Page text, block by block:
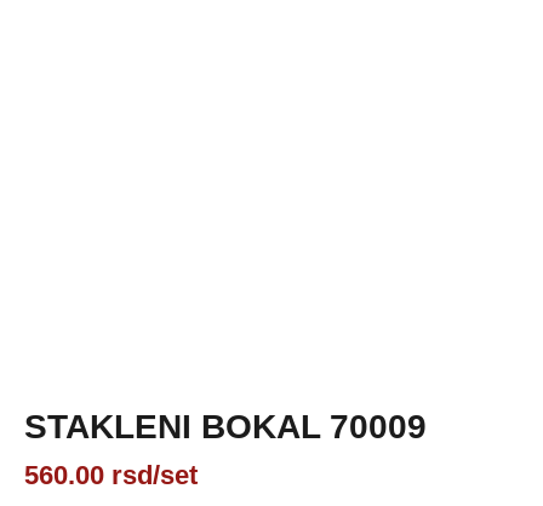
STAKLENI BOKAL 70009
560.00 rsd/set